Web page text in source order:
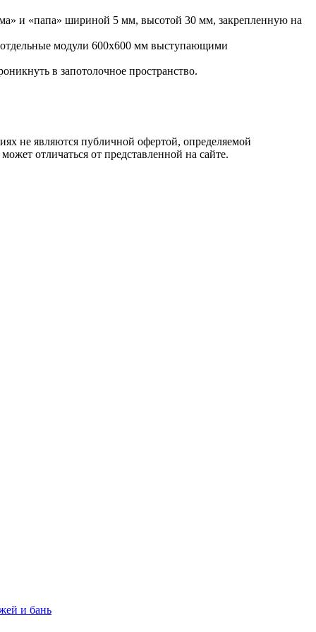
и «папа» шириной 5 мм, высотой 30 мм, закрепленную на
отдельные модули 600х600 мм выступающими
в запотолочное пространство.
не являются публичной офертой, определяемой
отличаться от представленной на сайте.
и бань